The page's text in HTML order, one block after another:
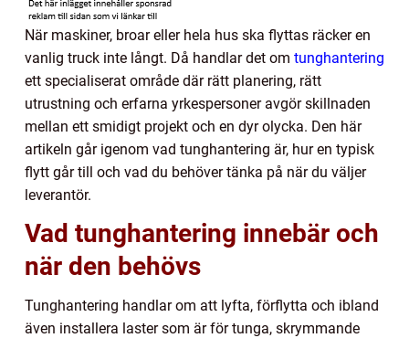
När maskiner, broar eller hela hus ska flyttas räcker en
vanlig truck inte långt. Då handlar det om tunghantering
ett specialiserat område där rätt planering, rätt
utrustning och erfarna yrkespersoner avgör skillnaden
mellan ett smidigt projekt och en dyr olycka. Den här
artikeln går igenom vad tunghantering är, hur en typisk
flytt går till och vad du behöver tänka på när du väljer
leverantör.
Vad tunghantering innebär och
när den behövs
Tunghantering handlar om att lyfta, förflytta och ibland
även installera laster som är för tunga, skrymmande